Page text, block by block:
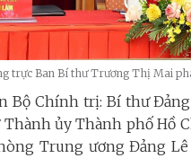
trực Ban Bí thư Trương Thị Mai
Bộ Chính trị: Bí thư
Thành ủy Thành phố Hồ
Trung ương Đảng